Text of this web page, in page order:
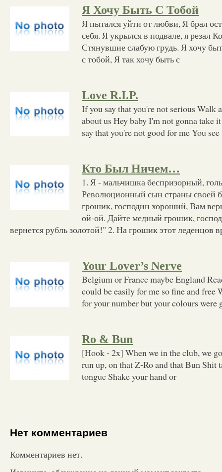
Я Хочу Быть С Тобой
Я пытался уйти от любви, Я брал
себя. Я укрылся в подвале, я резал
Стянувшие слабую грудь. Я хочу
с тобой, Я так хочу быть с
Love R.I.P.
If you say that you're not serious Walk
about us Hey baby I'm not gonna take
say that you're not good for me You see
Кто Был Ничем…
1. Я - мальчишка беспризорный,
Революционный сын страны своей
грошик, господин хороший, Вам
ой-ой. Дайте медный грошик,
вернется рубль золотой!" 2. На грошик этот леденцов
Your Lover’s Nerve
Belgium or France maybe England
could be easily for me so fine and free
for your number but your colours were
Ro & Bun
[Hook - 2x] When we in the club, we
run up, on that Z-Ro and that Bun Shit
tongue Shake your hand or
Нет комментариев
Комментариев нет.